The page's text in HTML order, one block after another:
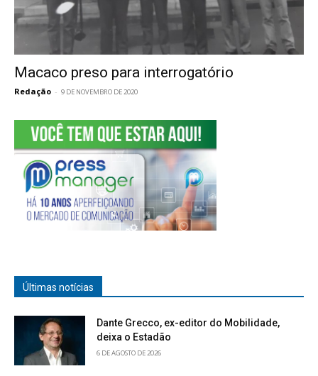
Macaco preso para interrogatório
Redação - 9 DE NOVEMBRO DE 2020
Últimas notícias
Dante Grecco, ex-editor do Mobilidade,
deixa o Estadão
6 DE AGOSTO DE 2026